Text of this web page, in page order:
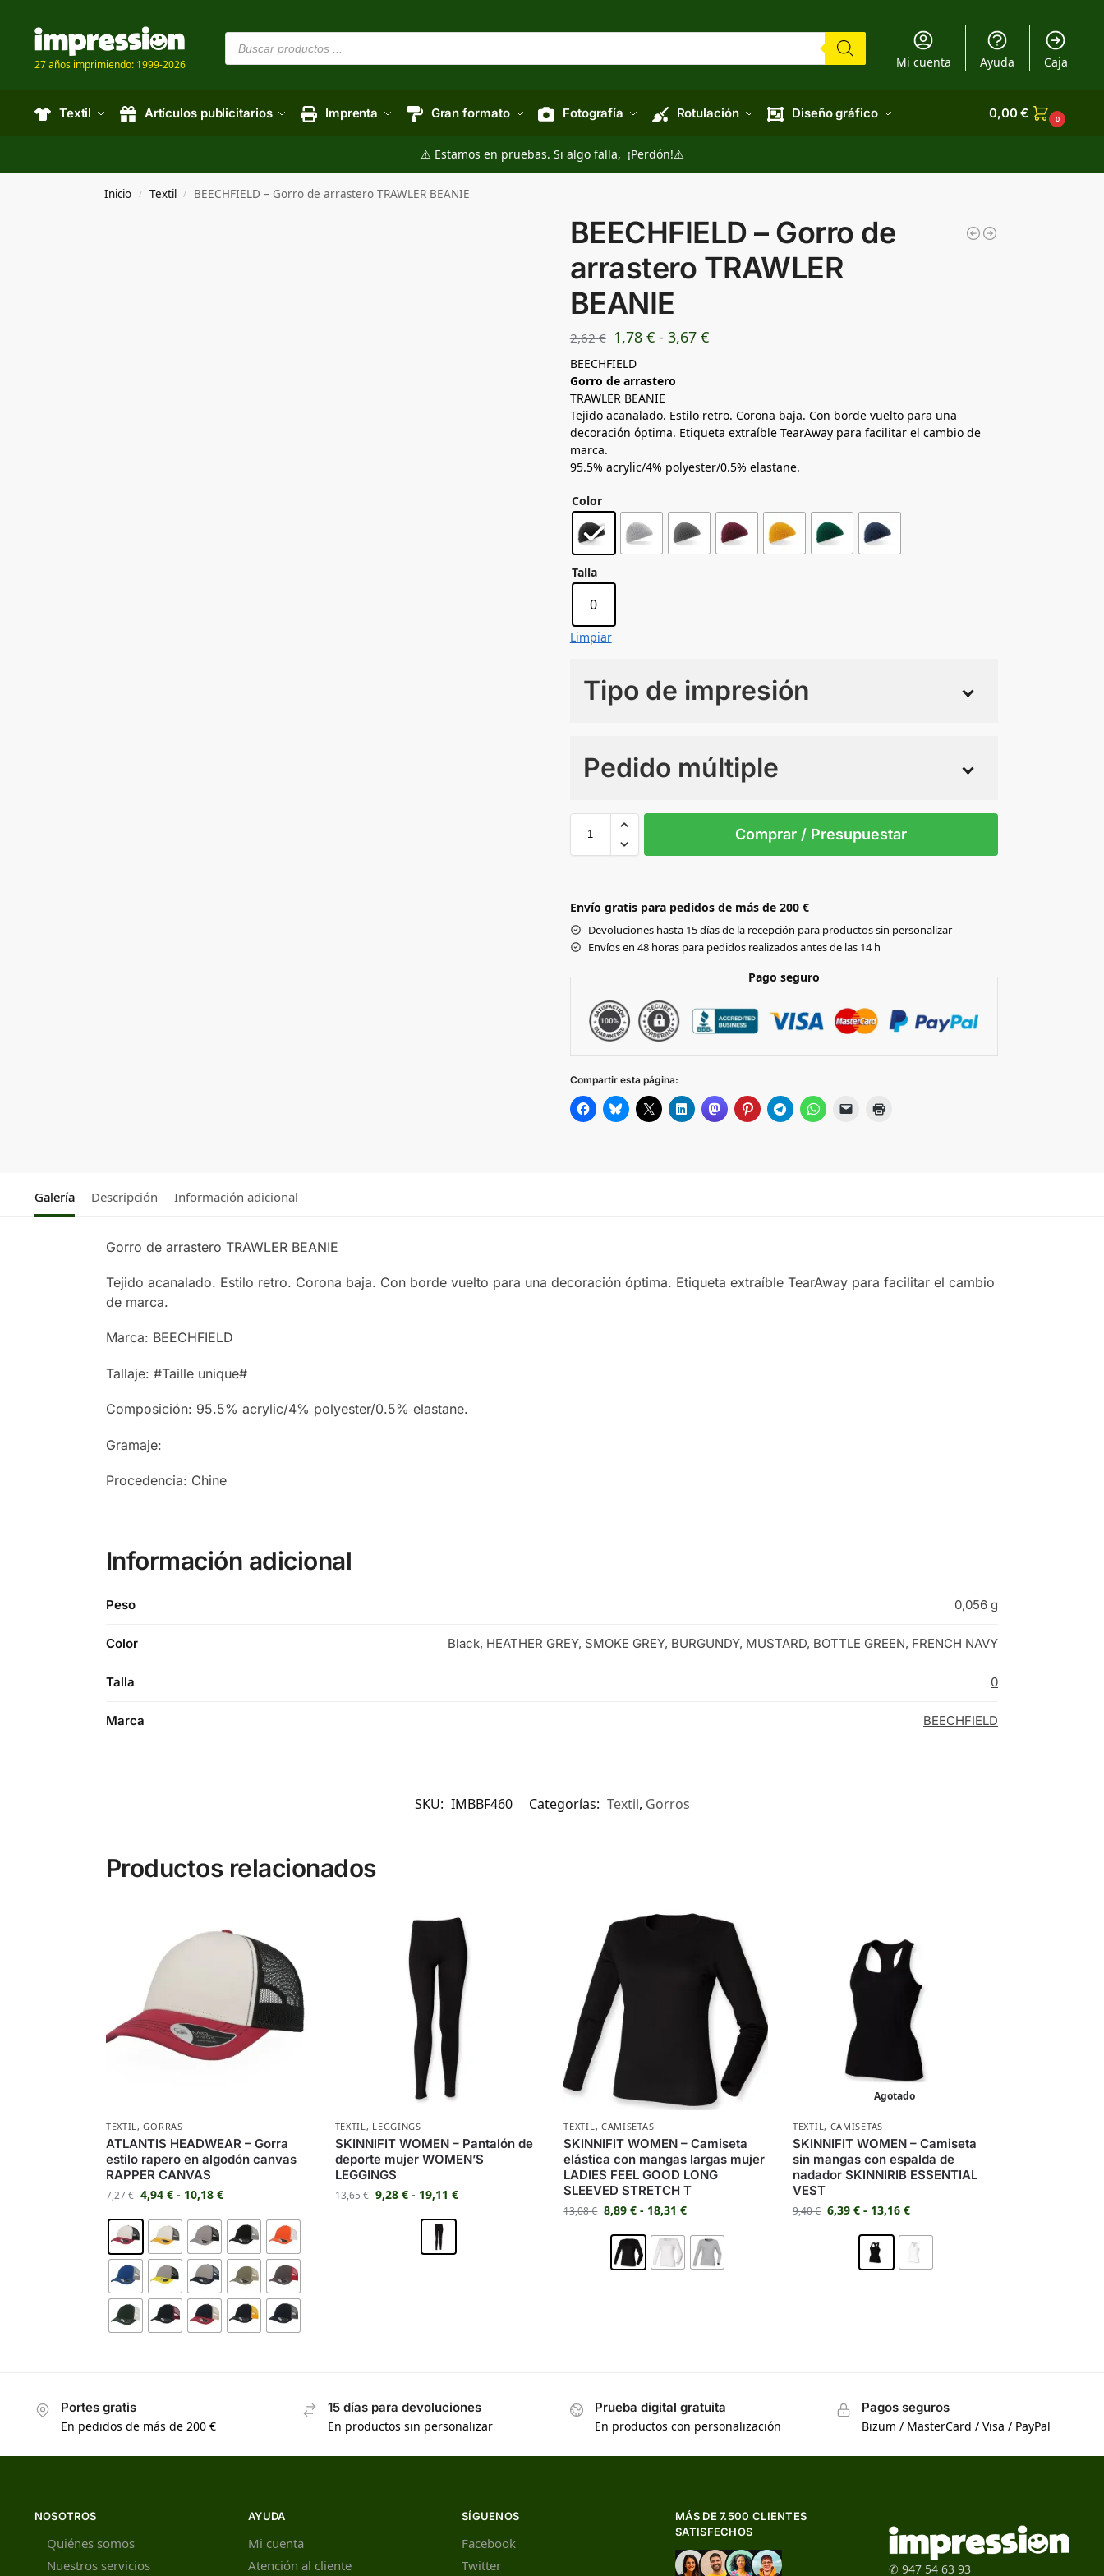
27 años imprimiendo: 1999-2026 Mi cuenta Ayuda Caja
Textil Artículos publicitarios Imprenta Gran formato Fotografía Rotulación Diseño gráfico 0,00€ 0
⚠️ Estamos en pruebas. Si algo falla, ¡Perdón!⚠️
Inicio / Textil / BEECHFIELD – Gorro de arrastero TRAWLER BEANIE
BEECHFIELD – Gorro de
arrastero TRAWLER
BEANIE
2,62€ 1,78 € - 3,67 €
BEECHFIELD
Gorro de arrastero
TRAWLER BEANIE
Tejido acanalado. Estilo retro. Corona baja. Con borde vuelto para una
decoración óptima. Etiqueta extraíble TearAway para facilitar el cambio de
marca.
95.5% acrylic/4% polyester/0.5% elastane.
Color
Talla
0
Limpiar
Tipo de impresión
Pedido múltiple
Black
SMOKE GREY
BURGUNDY
FRENCH NAVY
HEATHER GREY
BOTTLE GREEN
Comprar / Presupuestar
Envío gratis para pedidos de más de 200 €
Devoluciones hasta 15 días de la recepción para productos sin personalizar
Envíos en 48 horas para pedidos realizados antes de las 14 h
Pago seguro
Compartir esta página:
Galería Descripción Información adicional
Gorro de arrastero TRAWLER BEANIE
Tejido acanalado. Estilo retro. Corona baja. Con borde vuelto para una decoración óptima. Etiqueta extraíble TearAway para facilitar el cambio
de marca.
Marca: BEECHFIELD
Tallaje: #Taille unique#
Composición: 95.5% acrylic/4% polyester/0.5% elastane.
Gramaje:
Procedencia: Chine
Información adicional
Peso 0,056 g
Color Black, HEATHER GREY, SMOKE GREY, BURGUNDY, MUSTARD, BOTTLE GREEN, FRENCH NAVY
Talla 0
Marca BEECHFIELD
SKU: IMBBF460 Categorías: Textil, Gorros
Productos relacionados
TEXTIL,GORRAS
ATLANTIS HEADWEAR – Gorra
estilo rapero en algodón canvas
RAPPER CANVAS
7,27€ 4,94 € - 10,18 €
TEXTIL, LEGGINGS
SKINNIFIT WOMEN – Pantalón de
deporte mujer WOMEN’S
LEGGINGS
13,65€ 9,28 € - 19,11 €
TEXTIL, CAMISETAS
SKINNIFIT WOMEN – Camiseta
elástica con mangas largas mujer
LADIES FEEL GOOD LONG
SLEEVED STRETCH T
13,08€ 8,89€ - 18,31€
Agotado
TEXTIL, CAMISETAS
SKINNIFIT WOMEN – Camiseta
sin mangas con espalda de
nadador SKINNIRIB ESSENTIAL
VEST
9,40€ 6,39€ - 13,16€
Portes gratis
En pedidos de más de 200 €
15 días para devoluciones
En productos sin personalizar
Prueba digital gratuita
En productos con personalización
Pagos seguros
Bizum / MasterCard / Visa / PayPal
NOSOTROS
Quiénes somos
Nuestros servicios
AYUDA
Mi cuenta
Atención al cliente
SÍGUENOS
Facebook
Twitter
MÁS DE 7.500 CLIENTES
SATISFECHOS
✆ 947 54 63 93